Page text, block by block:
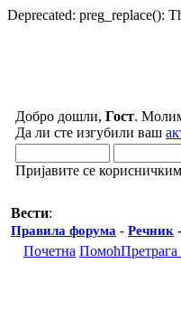
Deprecated: preg_replace():
Добро дошли, Гост.
Да ли сте изгубили ваш
Пријавите се
Вести:
Правила форума - Речник -
Почетна Помоћ